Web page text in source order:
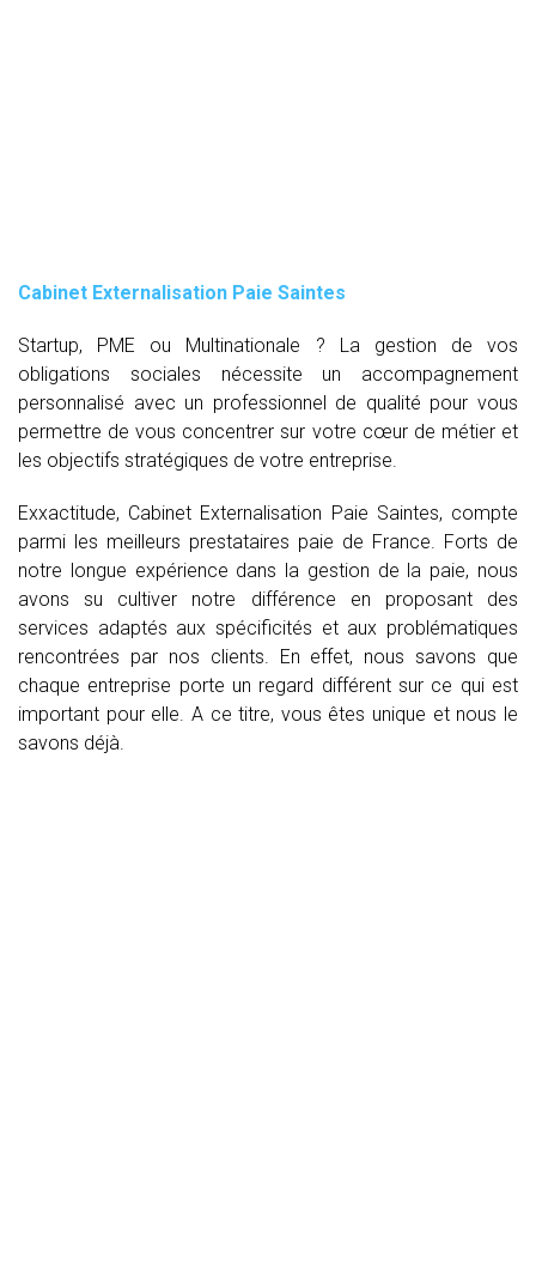
Cabinet Externalisation Paie Saintes
Startup, PME ou Multinationale ? La gestion de vos
obligations sociales nécessite un accompagnement
personnalisé avec un professionnel de qualité pour vous
permettre de vous concentrer sur votre cœur de métier et
les objectifs stratégiques de votre entreprise.
Exxactitude, Cabinet Externalisation Paie Saintes, compte
parmi les meilleurs prestataires paie de France. Forts de
notre longue expérience dans la gestion de la paie, nous
avons su cultiver notre différence en proposant des
services adaptés aux spécificités et aux problématiques
rencontrées par nos clients. En effet, nous savons que
chaque entreprise porte un regard différent sur ce qui est
important pour elle. A ce titre, vous êtes unique et nous le
savons déjà.